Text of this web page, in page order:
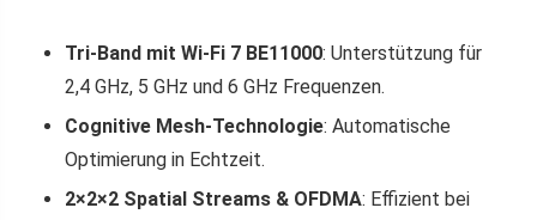
Tri-Band mit Wi-Fi 7 BE11000: Unterstützung für
2,4 GHz, 5 GHz und 6 GHz Frequenzen.
Cognitive Mesh-Technologie: Automatische
Optimierung in Echtzeit.
2×2×2 Spatial Streams & OFDMA: Effizient bei